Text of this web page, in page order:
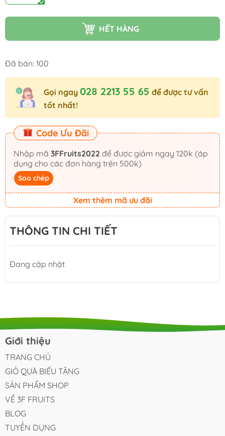
HẾT HÀNG
Đã bán: 100
Gọi ngay 028 2213 55 65 để được tư vấn
tốt nhất!
Code Ưu Đãi
Nhập mã 3FFruits2022
dụng cho các đơn hàng trên 500k)
Sao chép
Xem thêm mã ưu đãi
THÔNG TIN CHI TIẾT
Đang cập nhật
Giới thiệu
TRANG CHỦ
GIỎ QUÀ BIẾU TẶNG
SẢN PHẨM SHOP
VỀ 3F FRUITS
BLOG
TUYỂN DỤNG